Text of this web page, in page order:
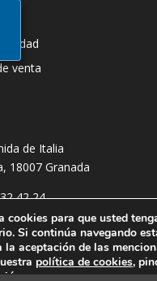
venta
de Italia
18007 Granada
42 24
cookies para que usted
Si continúa navegando
la aceptación de las
política de cookies,